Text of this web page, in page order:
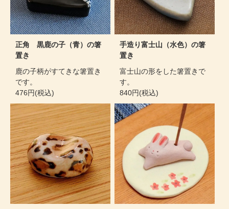
正角 黒鹿の子（青）の箸
置き
鹿の子柄がすてきな箸置き
です。
476円(税込)
手造り富士山（水色）の箸
置き
富士山の形をした箸置きで
す。
840円(税込)